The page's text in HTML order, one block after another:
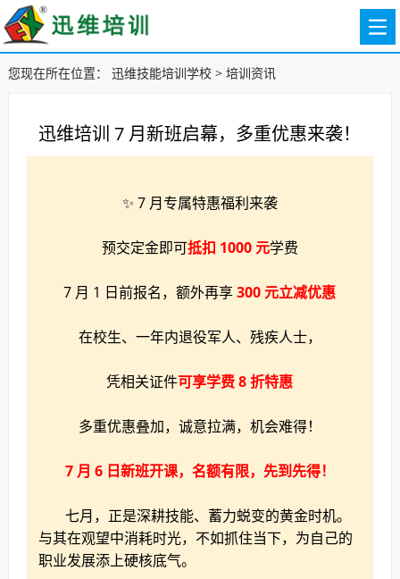
您现在所在位置： 迅维技能培训学校> 培训资讯
迅维培训 7 月新班启幕，多重优惠来袭！
✨ 7 月专属特惠福利来袭
预交定金即可抵扣 1000 元学费
7 月 1 日前报名，额外再享300 元立减优惠
在校生、一年内退役军人、残疾人士，
凭相关证件可享学费 8 折特惠
多重优惠叠加，诚意拉满，机会难得！
7 月 6 日新班开课，名额有限，先到先得！
七月，正是深耕技能、蓄力蜕变的黄金时机。
与其在观望中消耗时光，不如抓住当下，为自己的
职业发展添上硬核底气。